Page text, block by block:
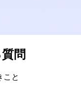
問
こと